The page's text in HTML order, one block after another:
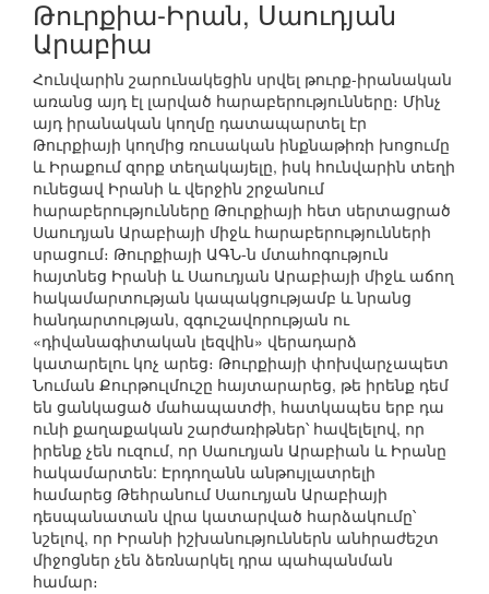
Թուրքիա-Իրան, Սաուդյան
Արաբիա
Հունվարին շարունակեցին սրվել թուրք-իրանական
առանց այդ էլ լարված հարաբերությունները։ Մինչ
այդ իրանական կողմը դատապարտել էր
Թուրքիայի կողմից ռուսական ինքնաթիռի խոցումը
և Իրաքում զորք տեղակայելը, իսկ հունվարին տեղի
ունեցավ Իրանի և վերջին շրջանում
հարաբերությունները Թուրքիայի հետ սերտացրած
Սաուդյան Արաբիայի միջև հարաբերությունների
սրացում։ Թուրքիայի ԱԳՆ-ն մտահոգություն
հայտնեց Իրանի և Սաուդյան Արաբիայի միջև աճող
հակամարտության կապակցությամբ և նրանց
հանդարտության, զգուշավորության ու
«դիվանագիտական լեզվին» վերադարձ
կատարելու կոչ արեց։ Թուրքիայի փոխվարչապետ
Նուման Քուրթուլմուշը հայտարարեց, թե իրենք դեմ
են ցանկացած մահապատժի, հատկապես երբ դա
ունի քաղաքական շարժառիթներ՝ հավելելով, որ
իրենք չեն ուզում, որ Սաուդյան Արաբիան և Իրանը
հակամարտեն: Էրդողանն անթույլատրելի
համարեց Թեհրանում Սաուդյան Արաբիայի
դեսպանատան վրա կատարված հարձակումը՝
նշելով, որ Իրանի իշխանություններն անհրաժեշտ
միջոցներ չեն ձեռնարկել դրա պահպանման
համար։